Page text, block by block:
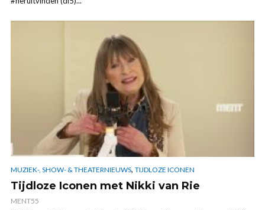
MUZIEK-, SHOW- & THEATERNIEUWS, TIJDLOZE ICONEN
Tijdloze Iconen met Nikki van Rie
MENT55